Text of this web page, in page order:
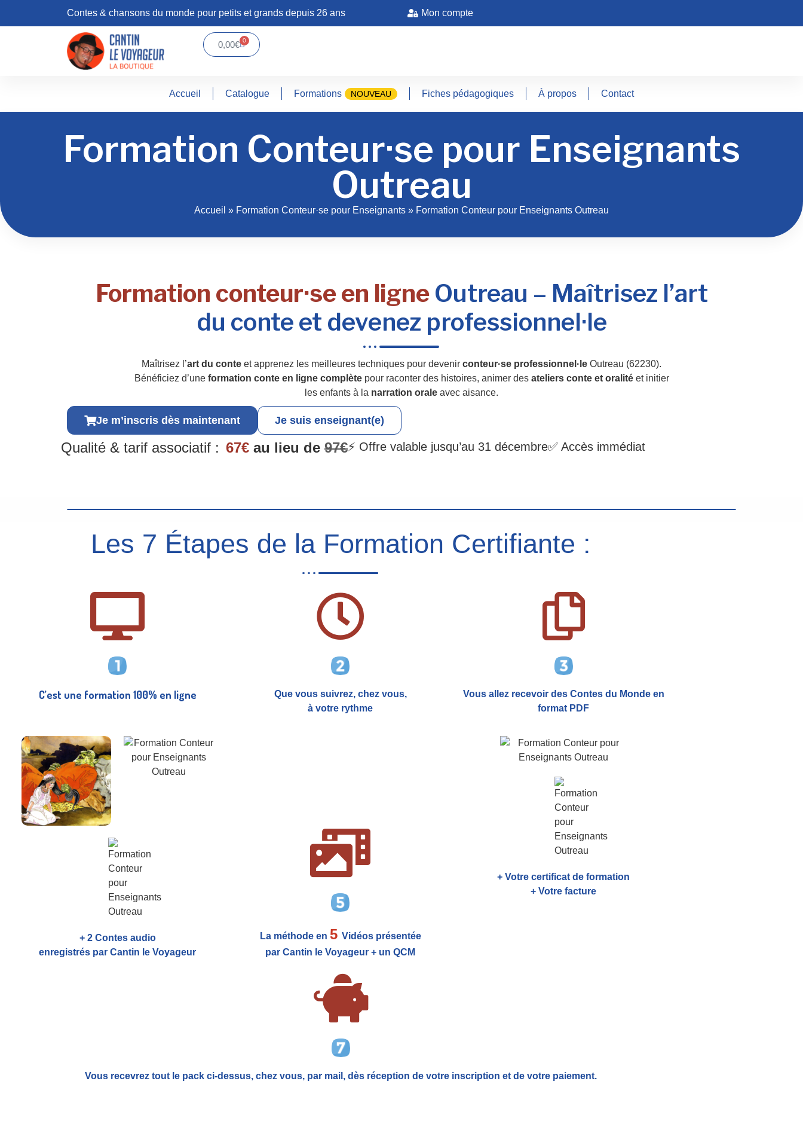
Contes & chansons du monde pour petits et grands depuis 26 ans Mon compte
0,00€ 0
Accueil Catalogue Formations NOUVEAU Fiches pédagogiques À propos Contact
Formation Conteur·se pour Enseignants
Outreau
Accueil » Formation Conteur·se pour Enseignants » Formation Conteur pour Enseignants Outreau
Formation conteur·se en ligneOutreau – Maîtrisez l’art
du conte et devenez professionnel·le
Maîtrisez l’art du conte et apprenez les meilleures techniques pour devenir conteur·se professionnel·le Outreau (62230).
Bénéficiez d’une formation conte en ligne complètepour raconter des histoires, animer des ateliers conte et oralitéet initier
les enfants à la narration orale avec aisance.
Je m’inscris dès maintenant Je suis enseignant(e)
Qualité & tarif associatif : 67€ au lieu de 97€⚡ Offre valable jusqu’au 31 décembre✅ Accès immédiat
Les 7 Étapes de la Formation Certifiante :
C’est une formation 100% en ligne
Que vous suivrez, chez vous,
à votre rythme
Vous allez recevoir des Contes du Monde en
format PDF
+ 2 Contes audio
enregistrés par Cantin le Voyageur
La méthode en 5 Vidéos présentée
par Cantin le Voyageur + un QCM
+ Votre certificat de formation
+ Votre facture
Vous recevrez tout le pack ci-dessus, chez vous, par mail, dès réception de votre inscription et de votre paiement.